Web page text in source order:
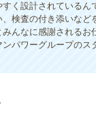
く設計されているん
検査の付き添いなど
んなに感謝されるお
パワーグループのス